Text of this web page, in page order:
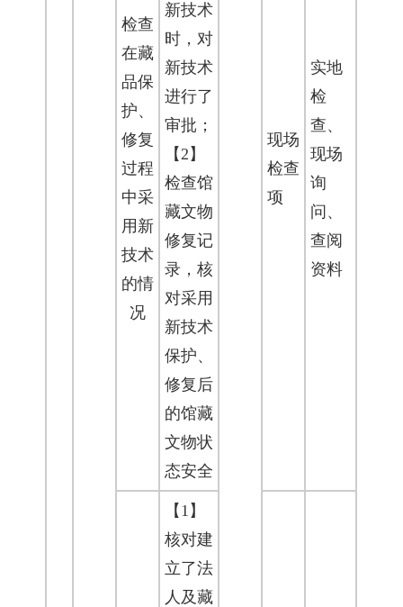
检查
在藏
品保
护、
修复
过程
中采
用新
技术
的情
况
新技术
时，对
新技术
进行了
审批；
【2】
检查馆
藏文物
修复记
录，核
对采用
新技术
保护、
修复后
的馆藏
文物状
态安全
现场
检查
项
实地
检
查、
现场
询
问、
查阅
资料
【1】
核对建
立了法
人及藏